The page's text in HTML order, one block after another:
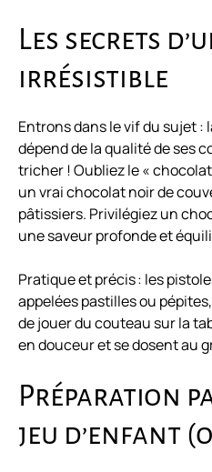
Les secrets
irrésistible
Entrons dans le vif du sujet
dépend de la qualité de ses
tricher ! Oubliez le «
un vrai chocolat noir de
pâtissiers. Privilégiez un
une saveur profonde et
Pratique et précis : les
appelées pastilles ou
de jouer du couteau sur la
en douceur et se dosent au
Préparation
jeu d’enfant